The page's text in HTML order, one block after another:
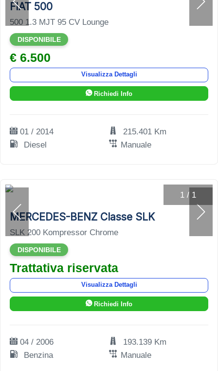
FIAT 500
500 1.3 MJT 95 CV Lounge
DISPONIBILE
€ 6.500
Visualizza Dettagli
Richiedi Info
01 / 2014
215.401 Km
Diesel
Manuale
1 / 1
MERCEDES-BENZ Classe SLK
SLK 200 Kompressor Chrome
DISPONIBILE
Trattativa riservata
Visualizza Dettagli
Richiedi Info
04 / 2006
193.139 Km
Benzina
Manuale